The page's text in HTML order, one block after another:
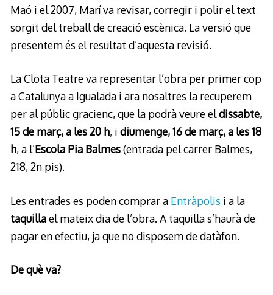
Maó i el 2007, Marí va revisar, corregir i polir el text
sorgit del treball de creació escènica. La versió que
presentem és el resultat d’aquesta revisió.
La Clota Teatre va representar l’obra per primer cop
a Catalunya a Igualada i ara nosaltres la recuperem
per al públic gracienc, que la podrà veure eldissabte,
15 de març, a les 20 h, i diumenge, 16 de març, a les 18
h, a l’Escola Pia Balmes(entrada pel carrer Balmes,
218, 2n pis).
Les entrades es poden comprar a Entràpolis i a la
taquillael mateix dia de l’obra. A taquilla s’haurà de
pagar en efectiu, ja que no disposem de datàfon.
De què va?